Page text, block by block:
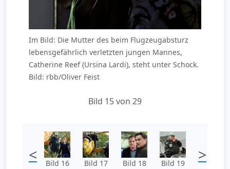
Im Bild: Die Mutter des beim Flugzeugabsturz
lebensgefährlich verletzten jungen Mannes,
Catherine Reef (Ursina Lardi), steht unter Schock.
Bild: rbb/Oliver Feist
Bild 15 von 29
< Bild 16 Bild 17 Bild 18 Bild 19 >